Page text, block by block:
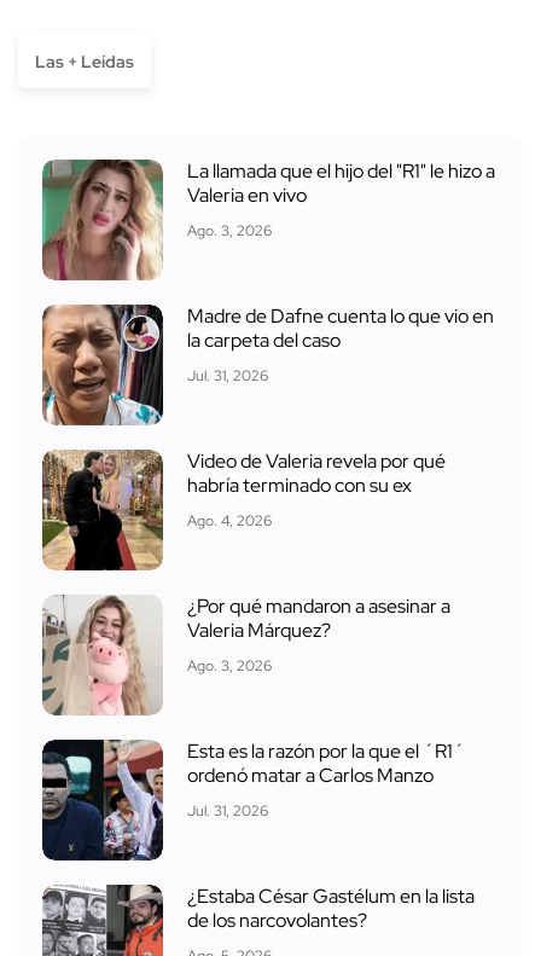
Las + Leídas
La llamada que el hijo del "R1" le hizo a
Valeria en vivo
Ago. 3, 2026
Madre de Dafne cuenta lo que vio en
la carpeta del caso
Jul. 31, 2026
Video de Valeria revela por qué
habría terminado con su ex
Ago. 4, 2026
¿Por qué mandaron a asesinar a
Valeria Márquez?
Ago. 3, 2026
Esta es la razón por la que el ´R1´
ordenó matar a Carlos Manzo
Jul. 31, 2026
¿Estaba César Gastélum en la lista
de los narcovolantes?